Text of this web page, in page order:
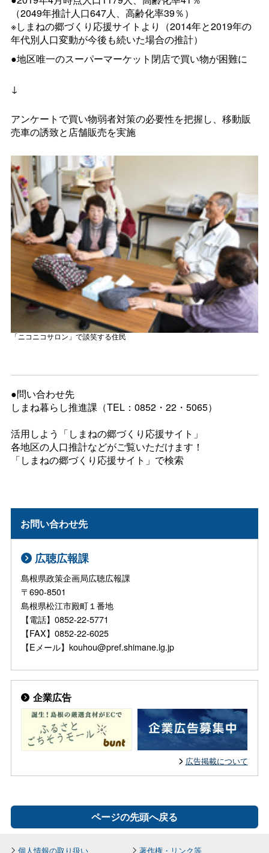
（2049年推計人口647人、高齢化率39％）
※しまねの郷づくり応援サイトより（2014年と2019年の
年代別人口変動が今後も続いた場合の推計）
●地区唯一のスーパーマーケット閉店で買い物が困難に
↓
アンケートで買い物弱者対策の必要性を把握し、移動販
売車の誘致と店舗販売を実施
「ニコニコサロン」で談笑する住民
●問い合わせ先
しまね暮らし推進課（TEL：0852・22・5065）
活用しよう「しまねの郷づくり応援サイト」
各地区の人口推計などがご覧いただけます！
「しまねの郷づくり応援サイト」で検索
お問い合わせ先
広聴広報課
島根県政策企画局広聴広報課
〒690-8501
島根県松江市殿町１番地
【電話】0852-22-5771
【FAX】0852-22-6025
【Eメール】kouhou@pref.shimane.lg.jp
企業広告
広告掲載について
ページの先頭へ戻る
個人情報の取り扱い 著作権・リンク等